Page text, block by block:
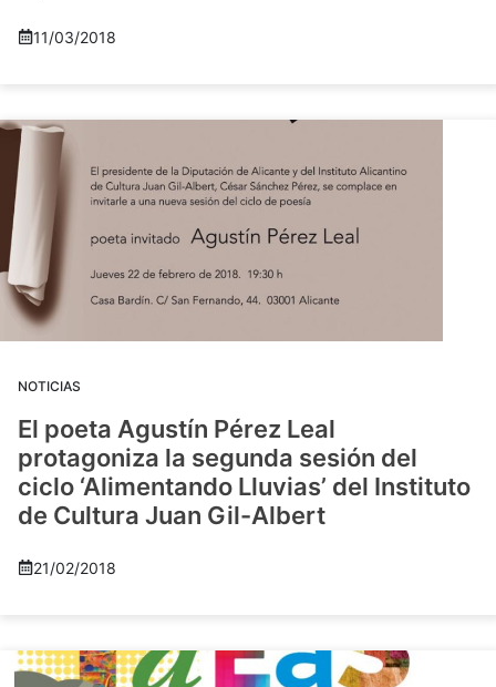
11/03/2018
NOTICIAS
El poeta Agustín Pérez Leal
protagoniza la segunda sesión del
ciclo ‘Alimentando Lluvias’ del Instituto
de Cultura Juan Gil-Albert
21/02/2018